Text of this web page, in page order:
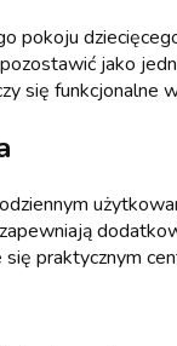
pokoju
jako
się funkcjonalne
praktycznym